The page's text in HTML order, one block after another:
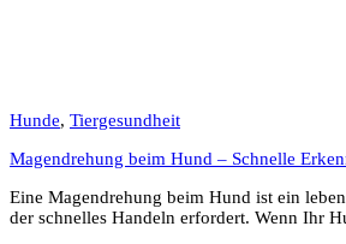
Hunde, Tiergesundheit
Magendrehung beim Hund – Schnelle
Eine Magendrehung beim Hund ist ein
der schnelles Handeln erfordert. Wenn Ihr